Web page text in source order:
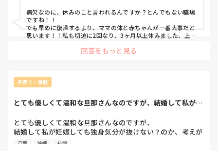
ないと。
夏休みは戌の日、産婦人科の受診、結婚記念日などあり、夫
との休みも合わせて予定を立てていたところです。
休みの日数でいろいろ言われてしまったので、婦人科受診は
なのですが、優しくないなーと思ってしまいました、、、
病欠で休みの日数について言われるなんて思っていなかった
ので、考え込んでしまいました。
電話を切ったあとに動悸を自覚し、血圧爆上がりです。
とりあえず明日受診をして、早めに復帰してもいいのか主治
医に確認する予定です。
病欠なのに、休みのこと言われるんですか？とんでもない職場
ですね！！
でも早めに復帰するより、ママの体と赤ちゃんが一番大事だと
思います！！私も切迫に2回なり、3ヶ月以上休みました、上司
言い方悪いですが、女の職場なのにこんなにも妊婦が邪険にさ
回答をもっと見る
子育て・家庭
とても優しくて温和な旦那さんなのですが、結婚して私が妊
とても優しくて温和な旦那さんなのですが、
結婚して私が妊娠しても独身気分が抜けない？のか、考えが
いつも自分中心です。
旦那 妊娠 結婚